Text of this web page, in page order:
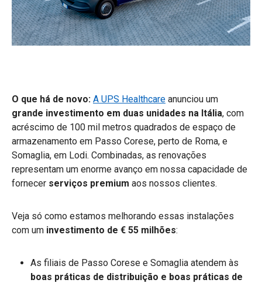
O que há de novo: A UPS Healthcare anunciou um
grande investimento em duas unidades na Itália, com
acréscimo de 100 mil metros quadrados de espaço de
armazenamento em Passo Corese, perto de Roma, e
Somaglia, em Lodi. Combinadas, as renovações
representam um enorme avanço em nossa capacidade de
fornecer serviços premium aos nossos clientes.
Veja só como estamos melhorando essas instalações
com um investimento de € 55 milhões:
As filiais de Passo Corese e Somaglia atendem às
boas práticas de distribuição e boas práticas de